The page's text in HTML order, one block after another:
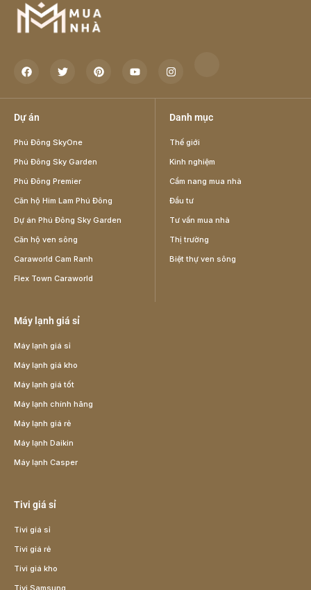
Dự án
Phú Đông SkyOne
Phú Đông Sky Garden
Phú Đông Premier
Căn hộ Him Lam Phú Đông
Dự án Phú Đông Sky Garden
Căn hộ ven sông
Caraworld Cam Ranh
Flex Town Caraworld
Danh mục
Thế giới
Kinh nghiệm
Cẩm nang mua nhà
Đầu tư
Tư vấn mua nhà
Thị trường
Biệt thự ven sông
Máy lạnh giá sỉ
Máy lạnh giá sỉ
Máy lạnh giá kho
Máy lạnh giá tốt
Máy lạnh chính hãng
Máy lạnh giá rẻ
Máy lạnh Daikin
Máy lạnh Casper
Tivi giá sỉ
Tivi giá sỉ
Tivi giá rẻ
Tivi giá kho